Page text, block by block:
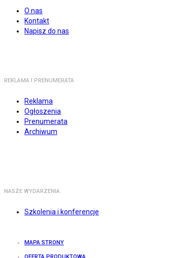
O nas
Kontakt
Napisz do nas
REKLAMA I PRENUMERATA
Reklama
Ogłoszenia
Prenumerata
Archiwum
NASZE WYDARZENIA
Szkolenia i konferencje
MAPA STRONY